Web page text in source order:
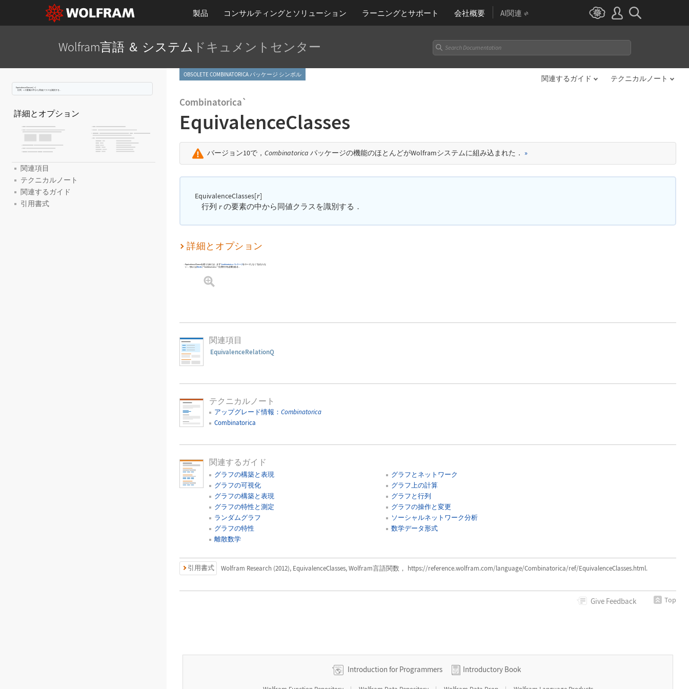
製品 コンサルティングとソリューション ラーニングとサポート 会社概要 AI関連
Wolfram言語 ＆ システム ドキュメントセンター
EquivalenceClasses[ r]
行列
rの要素の中から同値クラスを識別する．
詳細とオプション
関連項目
テクニカルノート
関連するガイド
引用書式
OBSOLETE COMBINATORICA パッケージ シンボル 関連するガイド テクニカルノート
Combinatorica`
EquivalenceClasses
バージョン10で， Combinatorica パッケージの機能のほとんどがWolframシステムに組み込まれた． »
EquivalenceClasses[r]
行列 rの要素の中から同値クラスを識別する．
詳細とオプション
EquivalenceClassesを使うためには，まず Combinatorica パッケージをロードしなくてはならな
い．それにはNeeds "Combinatorica`" を実行する必要がある．
関連項目
EquivalenceRelationQ
テクニカルノート
アップグレード情報： Combinatorica
Combinatorica
関連するガイド
グラフの構築と表現
グラフとネットワーク
グラフの可視化
グラフ上の計算
グラフの構築と表現
グラフと行列
グラフの特性と測定
グラフの操作と変更
ランダムグラフ
ソーシャルネットワーク分析
グラフの特性
数学データ形式
離散数学
引用書式 Wolfram Research (2012), EquivalenceClasses, Wolfram言語関数， https://reference.wolfram.com/language/Combinatorica/ref/EquivalenceClasses.html.
Give Feedback Top
Introduction for Programmers Introductory Book